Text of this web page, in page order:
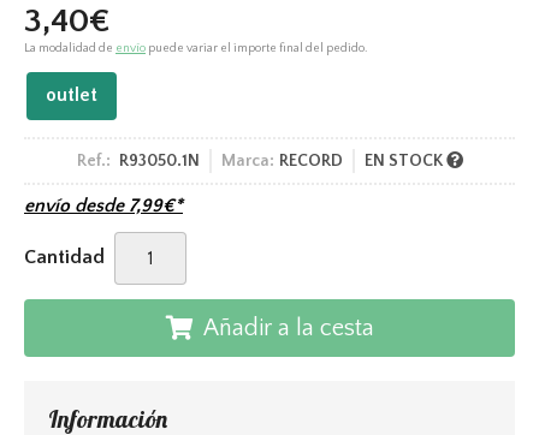
3,40€
La modalidad de envío puede variar el importe final del pedido.
outlet
Ref.: R93050.1N Marca: RECORD EN STOCK
envío desde 7,99€*
Cantidad
Añadir a la cesta
Información